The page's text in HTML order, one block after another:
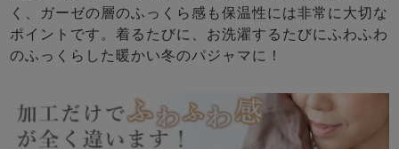
く、ガーゼの層のふっくら感も保温性には非常に大切な
ポイントです。着るたびに、お洗濯するたびにふわふわ
のふっくらした暖かい冬のパジャマに！